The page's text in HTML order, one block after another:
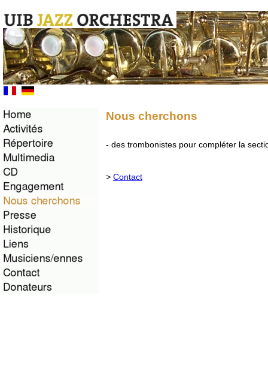
Nous cherchons
- des trombonistes pour compléter la
> Contact